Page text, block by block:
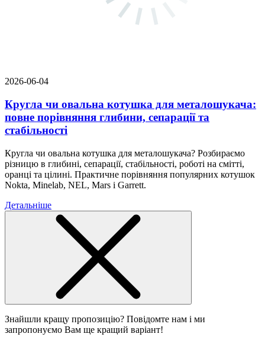
2026-06-04
Кругла чи овальна котушка для металошукача:
повне порівняння глибини, сепарації та
стабільності
Кругла чи овальна котушка для металошукача? Розбираємо
різницю в глибині, сепарації, стабільності, роботі на смітті,
оранці та цілині. Практичне порівняння популярних котушок
Nokta, Minelab, NEL, Mars і Garrett.
Детальніше
Знайшли кращу пропозицію? Повідомте нам і ми
запропонуємо Вам ще кращий варіант!